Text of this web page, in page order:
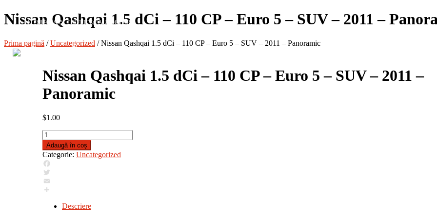
+40 768 967 945 OFFICE@AUTOCTZ.RO
Nissan Qashqai 1.5 dCi – 110 CP – Euro 5 – SUV – 2011 –
Prima pagină /Uncategorized / Nissan Qashqai 1.5 dCi – 110 CP – Euro 5 – SUV – 2011 – Panoramic
Nissan Qashqai 1.5 dCi – 110 CP – Euro 5 – SUV – 2011 –
Panoramic
$1.00
Cantitate
Nissan
Qashqai
1.5
dCi
–
110
CP
Adaugă în coș
Categorie: Uncategorized
Facebook
Twitter
Email
Descriere